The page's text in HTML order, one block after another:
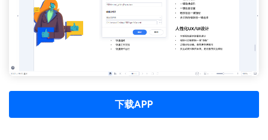
下载APP